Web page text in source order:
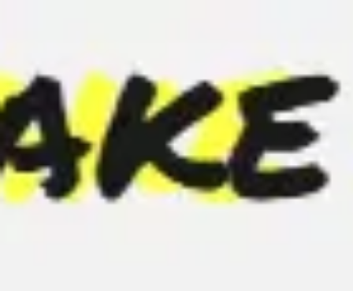
Miroverse
Templates
Para você
Impulsionado por IA
Por caso de uso